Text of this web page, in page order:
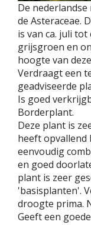
De nederlandse
de Asteraceae.
is van ca. juli
grijsgroen en
hoogte van deze
Verdraagt een
geadviseerde
Is goed
Borderplant.
Deze plant is
heeft opvallend
eenvoudig
en goed
plant is zeer
'basisplanten'.
droogte prima.
Geeft een